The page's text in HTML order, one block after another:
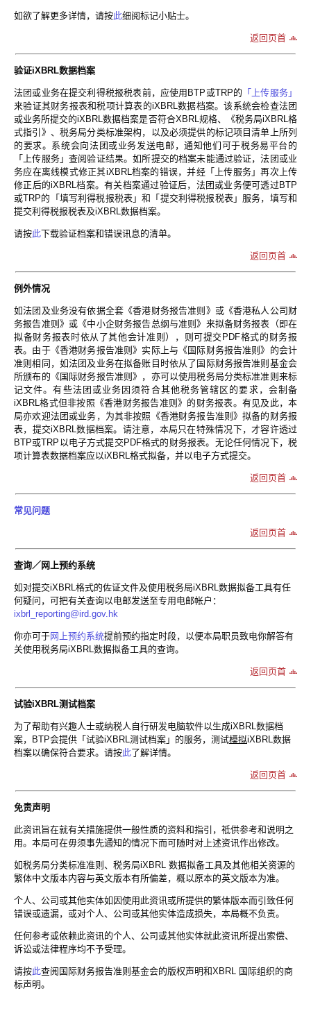
如欲了解更多详情，请按此细阅标记小贴士。
返回页首
验证iXBRL数据档案
法团或业务在提交利得税报税表前，应使用BTP或TRP的 「上传服务」
来验证其财务报表和税项计算表的iXBRL数据档案。该系统会检查法团
或业务所提交的iXBRL数据档案是否符合XBRL规格、《税务局iXBRL格
式指引》、税务局分类标准架构，以及必须提供的标记项目清单上所列
的要求。系统会向法团或业务发送电邮，通知他们可于税务易平台的
「上传服务」查阅验证结果。如所提交的档案未能通过验证，法团或业
务应在离线模式修正其iXBRL档案的错误，并经「上传服务」再次上传
修正后的iXBRL档案。有关档案通过验证后，法团或业务便可透过BTP
或TRP的「填写利得税报税表」和「提交利得税报税表」服务，填写和
提交利得税报税表及iXBRL数据档案。
请按此下载验证档案和错误讯息的清单。
返回页首
例外情况
如法团及业务没有依据全套《香港财务报告准则》或《香港私人公司财
务报告准则》或《中小企财务报告总纲与准则》来拟备财务报表（即在
拟备财务报表时依从了其他会计准则），则可提交PDF格式的财务报
表。由于《香港财务报告准则》实际上与《国际财务报告准则》的会计
准则相同，如法团及业务在拟备账目时依从了国际财务报告准则基金会
所颁布的《国际财务报告准则》，亦可以使用税务局分类标准准则来标
记文件。有些法团或业务因须符合其他税务管辖区的要求，会制备
iXBRL格式但非按照《香港财务报告准则》的财务报表。有见及此，本
局亦欢迎法团或业务，为其非按照《香港财务报告准则》拟备的财务报
表，提交iXBRL数据档案。请注意，本局只在特殊情况下，才容许透过
BTP或TRP以电子方式提交PDF格式的财务报表。无论任何情况下，税
项计算表数据档案应以iXBRL格式拟备，并以电子方式提交。
返回页首
常见问题
返回页首
查询／网上预约系统
如对提交iXBRL格式的佐证文件及使用税务局iXBRL数据拟备工具有任
何疑问，可把有关查询以电邮发送至专用电邮帐户：
ixbrl_reporting@ird.gov.hk
你亦可于网上预约系统提前预约指定时段，以便本局职员致电你解答有
关使用税务局iXBRL数据拟备工具的查询。
返回页首
试验iXBRL测试档案
为了帮助有兴趣人士或纳税人自行研发电脑软件以生成iXBRL数据档
案，BTP会提供「试验iXBRL测试档案」的服务，测试模拟iXBRL数据
档案以确保符合要求。请按此了解详情。
返回页首
免责声明
此资讯旨在就有关措施提供一般性质的资料和指引，祗供参考和说明之
用。本局可在毋须事先通知的情况下而可随时对上述资讯作出修改。
如税务局分类标准准则、税务局iXBRL 数据拟备工具及其他相关资源的
繁体中文版本内容与英文版本有所偏差，概以原本的英文版本为准。
个人、公司或其他实体如因使用此资讯或所提供的繁体版本而引致任何
错误或遗漏，或对个人、公司或其他实体造成损失，本局概不负责。
任何参考或依赖此资讯的个人、公司或其他实体就此资讯所提出索偿、
诉讼或法律程序均不予受理。
请按此查阅国际财务报告准则基金会的版权声明和XBRL 国际组织的商
标声明。